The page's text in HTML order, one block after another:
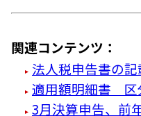
関連コンテンツ：
法人税申告書の
適用額明細書 区
3月決算申告、前